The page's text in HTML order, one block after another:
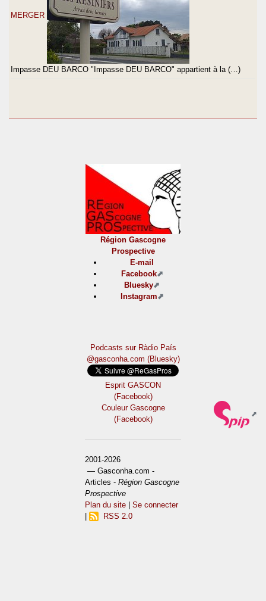
MERGER
Impasse DEU BARCO "Impasse DEU BARCO" appartient à la (…)
Région Gascogne
Prospective
E-mail
Facebook
Bluesky
Instagram
Podcasts sur Ràdio País
@gasconha.com (Bluesky)
Esprit GASCON
(Facebook)
Couleur Gascogne
(Facebook)
2001-2026
— Gasconha.com -
Articles -Région Gascogne
Prospective
Plan du site |Se connecter
RSS 2.0